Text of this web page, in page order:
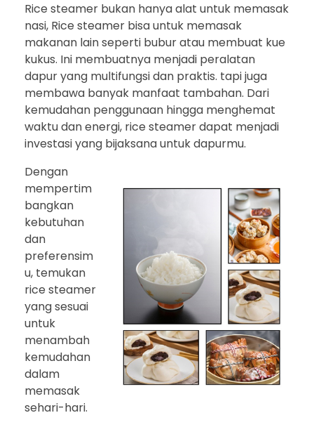
Rice steamer bukan hanya alat untuk memasak
nasi, Rice steamer bisa untuk memasak
makanan lain seperti bubur atau membuat kue
kukus. Ini membuatnya menjadi peralatan
dapur yang multifungsi dan praktis. tapi juga
membawa banyak manfaat tambahan. Dari
kemudahan penggunaan hingga menghemat
waktu dan energi, rice steamer dapat menjadi
investasi yang bijaksana untuk dapurmu.
Dengan
mempertim
bangkan
kebutuhan
dan
preferensim
u, temukan
rice steamer
yang sesuai
untuk
menambah
kemudahan
dalam
memasak
sehari-hari.